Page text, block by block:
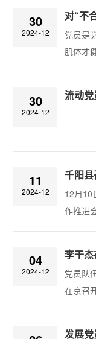
话。新
中学习
平台首
（
→左下
30
2024-12
对“不
党员是
肌体才
胞腐化
共产党
30
2024-12
流动
11
2024-12
12月10
作推进
治判断
理职责
新组织
保不出
04
2024-12
党员队
在京召
发展